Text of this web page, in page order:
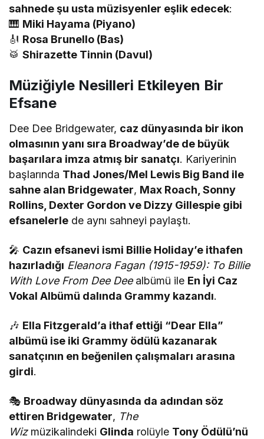
sahnede şu usta müzisyenler eşlik edecek:
🎹 Miki Hayama (Piyano)
🎻 Rosa Brunello (Bas)
🥁Shirazette Tinnin (Davul)
Müziğiyle Nesilleri Etkileyen Bir
Efsane
Dee Dee Bridgewater, caz dünyasında bir ikon
olmasının yanı sıra Broadway’de de büyük
başarılara imza atmış bir sanatçı. Kariyerinin
başlarında Thad Jones/Mel Lewis Big Band ile
sahne alan Bridgewater, Max Roach, Sonny
Rollins, Dexter Gordon ve Dizzy Gillespie gibi
efsanelerle de aynı sahneyi paylaştı.
🎤 Cazın efsanevi ismi Billie Holiday’e ithafen
hazırladığı Eleanora Fagan (1915-1959): To Billie
With Love From Dee Deealbümü ile En İyi Caz
Vokal Albümü dalında Grammy kazandı.
🎶 Ella Fitzgerald’a ithaf ettiği “Dear Ella”
albümü ise iki Grammy ödülü kazanarak
sanatçının en beğenilen çalışmaları arasına
girdi.
🎭 Broadway dünyasında da adından söz
ettiren Bridgewater, The
Wizmüzikalindeki Glinda rolüyle Tony Ödülü’nü